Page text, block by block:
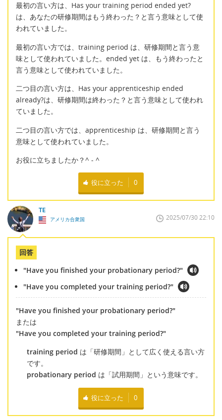
最初の言い方は、Has your training period ended yet?
は、あなたの研修期間はもう終わった？と言う意味として使
われていました。
最初の言い方では、training period は、研修期間と言う意
味として使われていました。ended yet は、もう終わったと
言う意味として使われていました。
二つ目の言い方は、Has your apprenticeship ended
already?は、研修期間は終わった？と言う意味として使われ
ていました。
二つ目の言い方では、apprenticeship は、研修期間と言う
意味として使われていました。
お役に立ちましたか？^ - ^
役に立った 0
TE
アメリカ合衆国 2025/07/30 22:10
回答
"Have you finished your probationary period?"
"Have you completed your training period?"
"Have you finished your probationary period?"
または
"Have you completed your training period?"
training period は「研修期間」として広く使える言い方
です。
probationary period は「試用期間」という意味です。
役に立った 0